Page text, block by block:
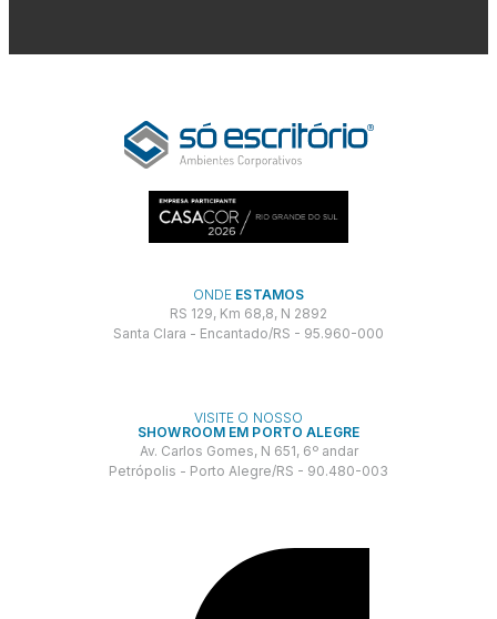
ONDE ESTAMOS
RS 129, Km 68,8, N 2892
Santa Clara - Encantado/RS - 95.960-000
VISITE O NOSSO
SHOWROOM EM PORTO ALEGRE
Av. Carlos Gomes, N 651, 6º andar
Petrópolis - Porto Alegre/RS - 90.480-003